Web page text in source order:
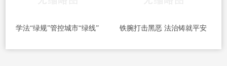
学法“绿规”管控城市“绿线” 铁腕打击黑恶 法治铸就平安